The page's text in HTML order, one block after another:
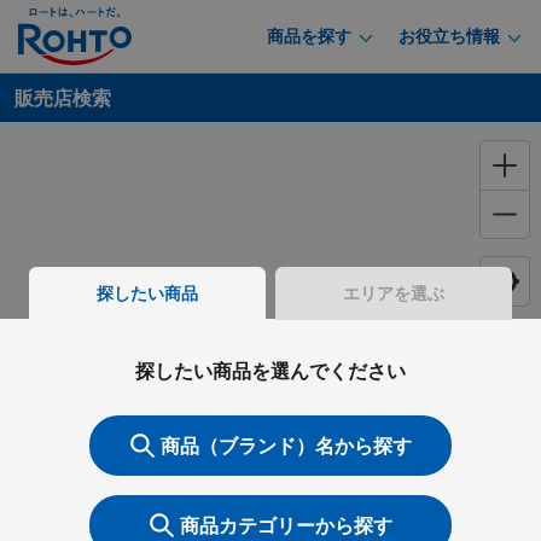
商品を探す お役立ち情報
販売店検索
探したい商品 エリアを選ぶ
探したい商品を選んでください
商品（ブランド）名から探す
商品カテゴリーから探す